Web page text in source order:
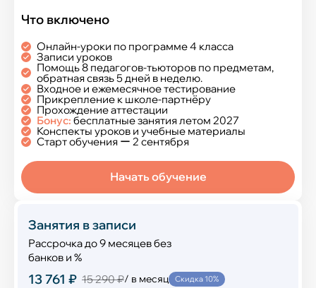
Что включено
Онлайн-уроки по программе 4 класса
Записи уроков
Помощь 8 педагогов-тьюторов по предметам,
обратная связь 5 дней в неделю.
Входное и ежемесячное тестирование
Прикрепление к школе-партнёру
Прохождение аттестации
Бонус: бесплатные занятия летом 2027
Конспекты уроков и учебные материалы
Старт обучения ー 2 сентября
Начать обучение
Занятия в записи
Рассрочка до 9 месяцев без
банков и %
13 761 ₽ 15 290 ₽/ в месяц Скидка 10%